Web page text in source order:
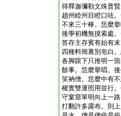
得釋迦彌勒文殊普
趙州睦州目瞪口呿
不來三十棒。恁麼
後學初機無摸索處
答存主存賓有始有
四種料簡裏別皂白
各脚跟下只推明一
餘事。恁麼擧唱。
笑衲僧。恁麼中有
權實雙運照用並行
守窠窟單明向上一
打翻許多露布。則